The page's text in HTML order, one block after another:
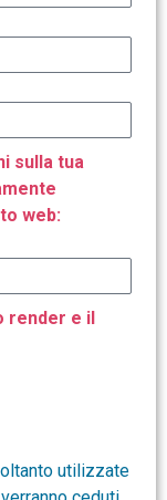
sulla tua
web:
render e il
utilizzate